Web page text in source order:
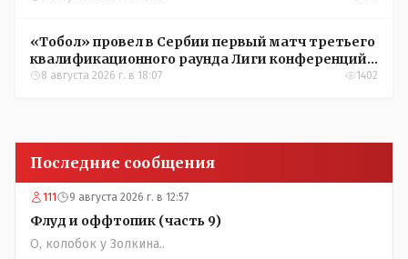
«Тобол» провел в Сербии первый матч третьего
квалификационного раунда Лиги конференций
УЕФА
8 августа 2026 г. в 18:07 1402
Последние сообщения
111 9 августа 2026 г. в 12:57
Флуд и оффтопик (часть 9)
О, колобок у Золкина..